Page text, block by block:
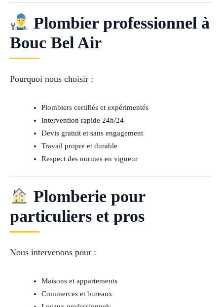
Plombier professionnel à
Bouc Bel Air
Pourquoi nous choisir :
Plombiers certifiés et expérimentés
Intervention rapide 24h/24
Devis gratuit et sans engagement
Travail propre et durable
Respect des normes en vigueur
Plomberie pour
particuliers et pros
Nous intervenons pour :
Maisons et appartements
Commerces et bureaux